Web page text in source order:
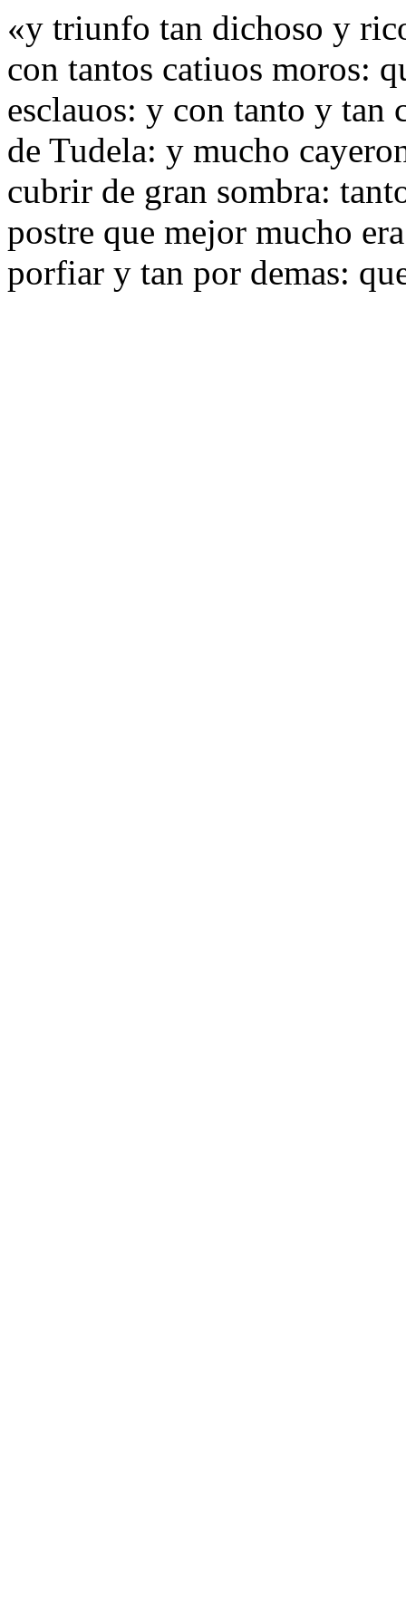
«y triunfo tan dichoso y
con tantos catiuos moros:
esclauos: y con tanto y tan
de Tudela: y mucho
cubrir de gran sombra:
postre que mejor mucho
porfiar y tan por demas: